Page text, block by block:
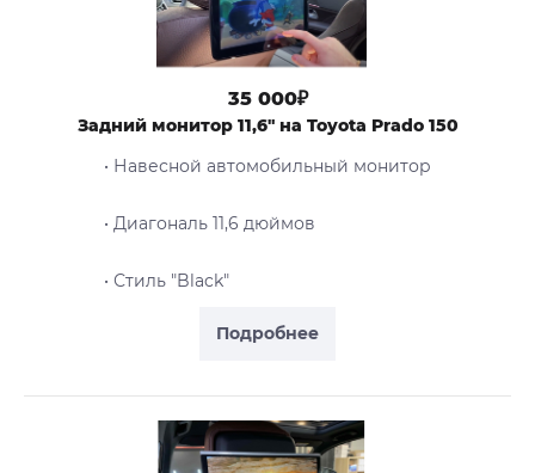
Подробнее
35 000₽
Задний монитор 11,6" на Toyota Prado 150
• Навесной автомобильный монитор
• Диагональ 11,6 дюймов
• Стиль "Black"